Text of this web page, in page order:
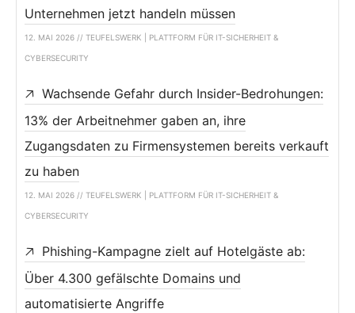
Unternehmen jetzt handeln müssen
12. MAI 2026 // TEUFELSWERK | PLATTFORM FÜR IT-SICHERHEIT &
CYBERSECURITY
Wachsende Gefahr durch Insider-Bedrohungen:
13% der Arbeitnehmer gaben an, ihre
Zugangsdaten zu Firmensystemen bereits verkauft
zu haben
12. MAI 2026 // TEUFELSWERK | PLATTFORM FÜR IT-SICHERHEIT &
CYBERSECURITY
Phishing-Kampagne zielt auf Hotelgäste ab:
Über 4.300 gefälschte Domains und
automatisierte Angriffe